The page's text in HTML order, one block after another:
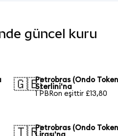
güncel kuru
🇬🇧Petrobras (Ondo
Sterlini'na
1 PBRon eşittir £13,80
🇹🇷Petrobras (Ondo